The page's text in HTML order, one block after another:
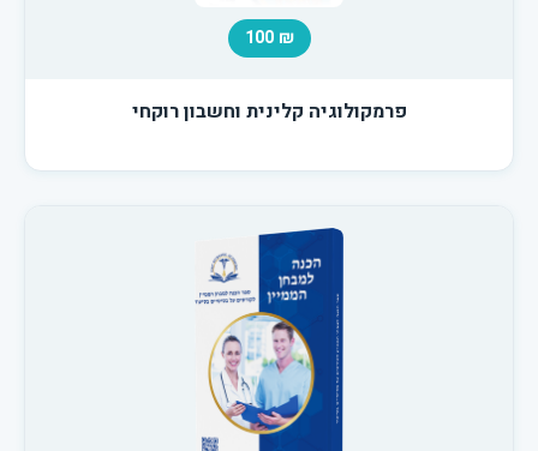
₪ 100
פרמקולוגיה קלינית וחשבון רוקחי